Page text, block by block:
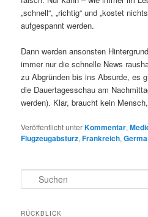
„schnell“, „richtig“ und „kostet
aufgespannt werden.
Dann werden ansonsten
immer nur die schnelle News
zu Abgründen bis ins Absurde, es
die Dauertagesschau am
werden). Klar, braucht kein
Veröffentlicht unterKommentar,
Flugzeugabsturz,Frankreich,
u
h
RÜCKBLICK